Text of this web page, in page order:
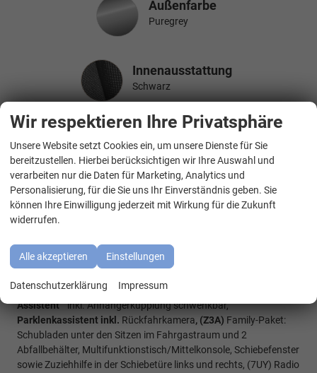
Außenfarbe
Puregrey
InnenausstattungInnenausstattung
Schwarz
Beschreibung
V3L7
Ausstattungsvariante Premium langer Überhang:
(4A3) Sitzheizung vorne,(76C) Ladekabel für Wechselstrom-
Ladestation (Mode 3),
Sitz Fahrer/Beifahrer mit Armlehnen
Lendenwirbelstütze und Klapptisch auf der Sitzrückseite,
und 4x hinten,(Z2Q) Anhängerrangierassistent ""Trailer
Assistent""inkl. Anhängerkupplung schwenkbar,
Parklenkassistent inkl. Rückfahrkamera, (Z3A) Family-Paket:
Schubladen unter den Sitzen im Fahrgastraum und 2
Abfallbehälter, Multifunktionstisch/Mittelkonsole, Schiebefenster
sowie Zuziehhilfe in der Schiebetüre links und rechts, (7UY) Radio
Wir respektieren Ihre Privatsphäre
Unsere Website setzt Cookies ein, um unsere Dienste für Sie
bereitzustellen. Hierbei berücksichtigen wir Ihre Auswahl und
verarbeiten nur die Daten für Marketing, Analytics und
Personalisierung, für die Sie uns Ihr Einverständnis geben. Sie
können Ihre Einwilligung jederzeit mit Wirkung für die Zukunft
widerrufen.
Alle akzeptieren Einstellungen
Datenschutzerklärung Impressum